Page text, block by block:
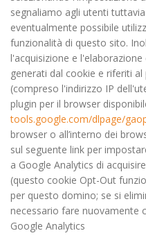
segnaliamo agli utenti
eventualmente possibile
funzionalità di questo sito.
l'acquisizione e
generati dal cookie e riferiti
(compreso l'indirizzo IP
plugin per il browser
tools.google.com/dlpage/
browser o all’interno dei
sul seguente link per
a Google Analytics di
(questo cookie Opt-Out
per questo domino; se si
necessario fare nuovamente
Google Analytics